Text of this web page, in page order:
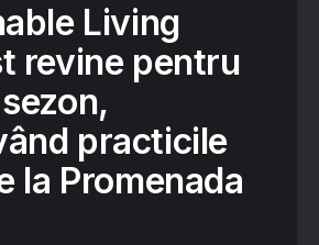
Living
revine pentru
practicile
la Promenada